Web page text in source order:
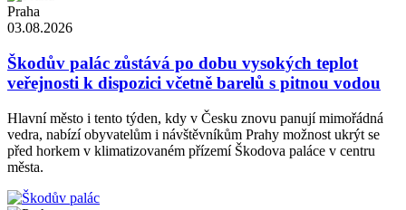
Praha
03.08.2026
Škodův palác zůstává po dobu vysokých teplot
veřejnosti k dispozici včetně barelů s pitnou vodou
Hlavní město i tento týden, kdy v Česku znovu panují mimořádná
vedra, nabízí obyvatelům i návštěvníkům Prahy možnost ukrýt se
před horkem v klimatizovaném přízemí Škodova paláce v centru
města.